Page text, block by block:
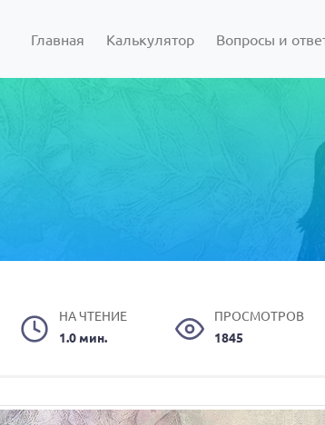
Главная Калькулятор Вопросы и
НА ЧТЕНИЕ
1.0 мин.
ПРОСМОТРОВ
1845